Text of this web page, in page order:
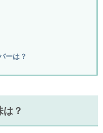
ーは？
？